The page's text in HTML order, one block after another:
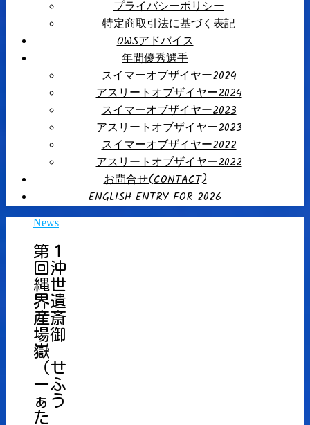
プライバシーポリシー
特定商取引法に基づく表記
OWSアドバイス
年間優秀選手
スイマーオブザイヤー2024
アスリートオブザイヤー2024
スイマーオブザイヤー2023
アスリートオブザイヤー2023
スイマーオブザイヤー2022
アスリートオブザイヤー2022
お問合せ(CONTACT)
ENGLISH ENTRY FOR 2026
News
第１
回沖
縄世
界遺
産斎
場御
嶽
（せ
ーふ
ぁう
た